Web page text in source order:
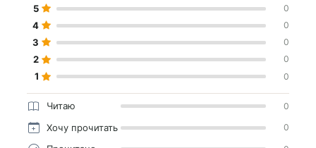
5 0
4 0
3 0
2 0
1 0
Читаю 0
Хочу прочитать 0